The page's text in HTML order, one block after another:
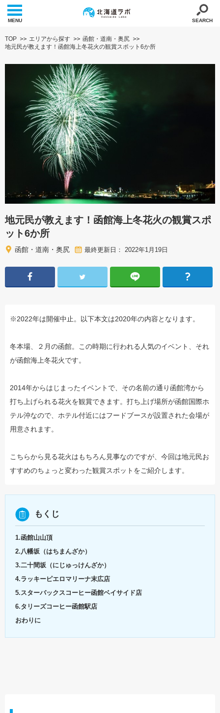
MENU SEARCH
TOP エリアから探す
函館・道南・奥尻
地元民が教えます！函館海上冬花火の観賞スポット6か所
地元民が教えます！函館海上冬花火の観賞スポ
ット6か所
函館・道南・奥尻 最終更新日： 2022年1月19日
※2022年は開催中止。以下本文は2020年の内容となります。
冬本場、２月の函館。この時期に行われる人気のイベント、それ
が函館海上冬花火です。
2014年からはじまったイベントで、その名前の通り函館湾から
打ち上げられる花火を観賞できます。打ち上げ場所が函館国際ホ
テル沖なので、ホテル付近にはフードブースが設置された会場が
用意されます。
こちらから見る花火はもちろん見事なのですが、今回は地元民お
すすめのちょっと変わった観賞スポットをご紹介します。
もくじ
1.函館山山頂
2.八幡坂（はちまんざか）
3.二十間坂（にじゅっけんざか）
4.ラッキーピエロマリーナ末広店
5.スターバックスコーヒー函館ベイサイド店
6.タリーズコーヒー函館駅店
おわりに